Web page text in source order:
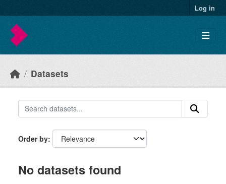
Log in
Datasets
Order by
No datasets found